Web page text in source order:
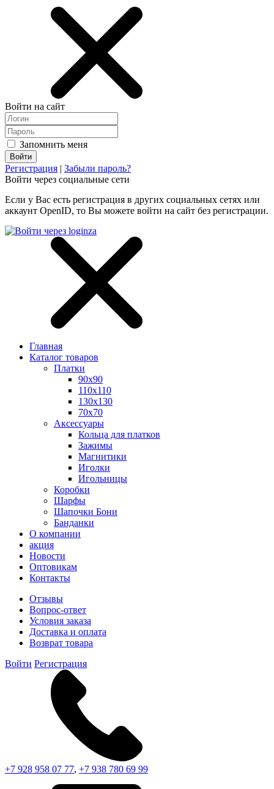
Войти на сайт
Запомнить меня
Регистрация | Забыли пароль?
Войти через социальные сети
Если у Вас есть регистрация в других социальных сетях или
аккаунт OpenID, то Вы можете войти на сайт без регистрации.
Главная
Каталог товаров
Платки
90x90
110x110
130x130
70х70
Аксессуары
Кольца для платков
Зажимы
Магнитики
Иголки
Игольницы
Коробки
Шарфы
Шапочки Бони
Банданки
О компании
акция
Новости
Оптовикам
Контакты
Отзывы
Вопрос-ответ
Условия заказа
Доставка и оплата
Возврат товара
Войти Регистрация
+7 928 958 07 77, +7 938 780 69 99